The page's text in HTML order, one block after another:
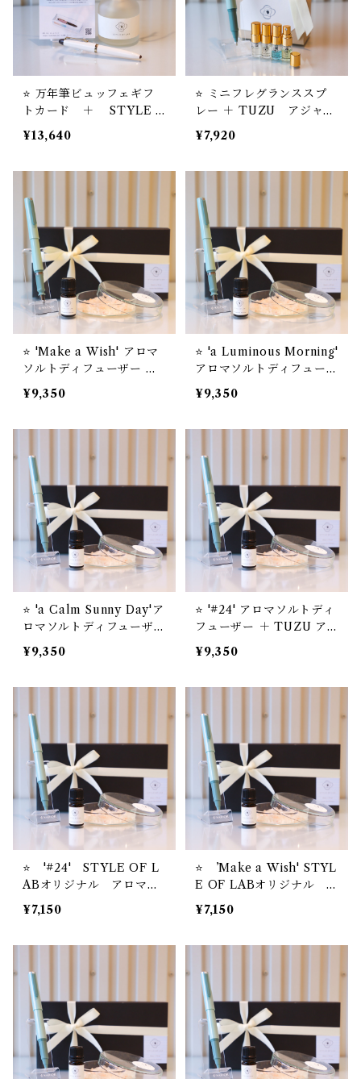
⭐️ 万年筆ビュッフェギフ
トカード ＋ STYLE O
F LABオリジナル リー
ドディフューザー
¥13,640
⭐️ ミニフレグランススプ
レー ＋ TUZU アジャス
ト万年筆 セーラー万年筆
【お名入れサービス】
¥7,920
⭐️ 'Make a Wish' アロマ
ソルトディフューザー ＋
TUZU アジャスト万年筆
セーラー万年筆【お名入れ
¥9,350
⭐️ 'a Luminous Morning'
アロマソルトディフューザ
ー ＋ TUZU. アジャスト
万年筆 セーラー万年筆
¥9,350
⭐️ 'a Calm Sunny Day'ア
ロマソルトディフューザー
＋ TUZU アジャスト万年
筆 セーラー万年筆【お名
¥9,350
⭐️ '#24' アロマソルトディ
フューザー ＋ TUZU ア
ジャスト万年筆 セーラー
万年筆【お名入れサービ
¥9,350
⭐️ '#24' STYLE OF L
ABオリジナル アロマソ
ルトディフューザー ＋
【お名入れサービス】セー
¥7,150
⭐️ ’Make a Wish' STYL
E OF LABオリジナル ア
ロマソルトディフューザー
＋【お名入れサービス】セ
¥7,150